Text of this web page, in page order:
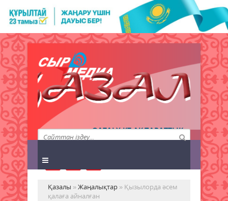
QAZALY.KZ АҚПАРАТТЫҚ
АГЕНТТІГІ
Қазалы »Жаңалықтар » Қызылорда әсем
қалаға айналған